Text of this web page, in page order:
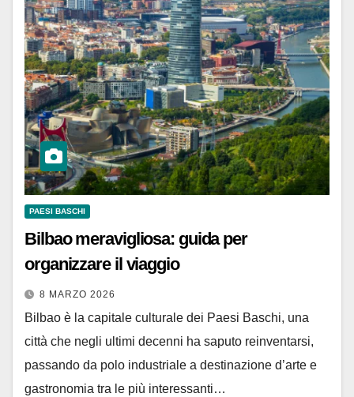
PAESI BASCHI
Bilbao meravigliosa: guida per
organizzare il viaggio
8 MARZO 2026
Bilbao è la capitale culturale dei Paesi Baschi, una
città che negli ultimi decenni ha saputo reinventarsi,
passando da polo industriale a destinazione d’arte e
gastronomia tra le più interessanti…